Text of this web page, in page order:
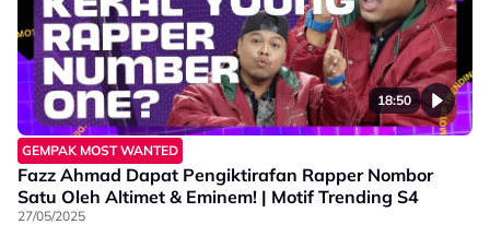
18:50
GEMPAK MOST WANTED
Fazz Ahmad Dapat Pengiktirafan Rapper Nombor
Satu Oleh Altimet & Eminem! | Motif Trending S4
27/05/2025